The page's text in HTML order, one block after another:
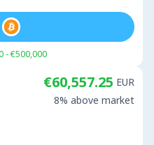
- €500,000
€60,557.25 EUR
8% above market